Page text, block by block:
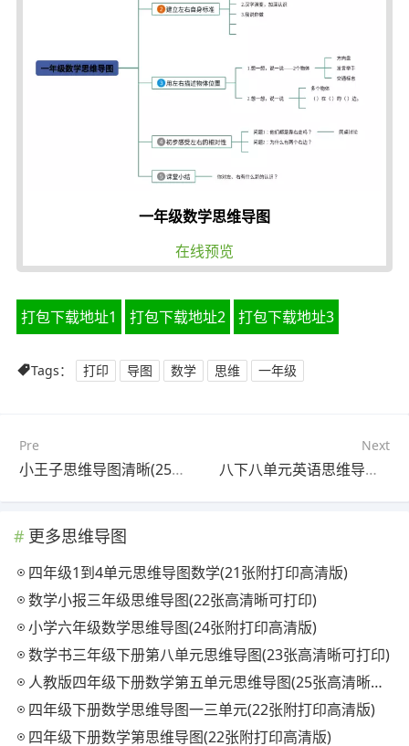
一年级数学思维导图
在线预览
打包下载地址1 打包下载地址2 打包下载地址3
Tags： 打印 导图 数学 思维 一年级
Pre
小王子思维导图清晰(25张附下载)
Next
八下八单元英语思维导图(22张可下载)
更多思维导图
四年级1到4单元思维导图数学(21张附打印高清版)
数学小报三年级思维导图(22张高清晰可打印)
小学六年级数学思维导图(24张附打印高清版)
数学书三年级下册第八单元思维导图(23张高清晰可打印)
人教版四年级下册数学第五单元思维导图(25张高清晰可打印)
四年级下册数学思维导图一三单元(22张附打印高清版)
四年级下册数学第思维导图(22张附打印高清版)